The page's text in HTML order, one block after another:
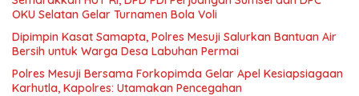
OKU Selatan Gelar Turnamen Bola Voli
Dipimpin Kasat Samapta, Polres Mesuji Salurkan Bantuan Air
Bersih untuk Warga Desa Labuhan Permai
Polres Mesuji Bersama Forkopimda Gelar Apel Kesiapsiagaan
Karhutla, Kapolres: Utamakan Pencegahan